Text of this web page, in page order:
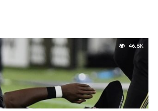
46.8K